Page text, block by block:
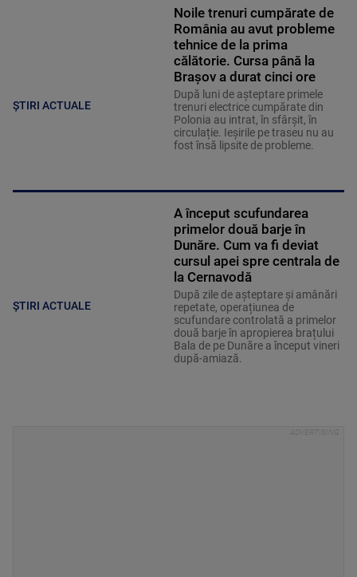
ȘTIRI ACTUALE
Noile trenuri cumpărate de
România au avut probleme
tehnice de la prima
călătorie. Cursa până la
Brașov a durat cinci ore
După luni de așteptare primele
trenuri electrice cumpărate din
Polonia au intrat, în sfârșit, în
circulație. Ieșirile pe traseu nu au
fost însă lipsite de probleme.
ȘTIRI ACTUALE
A început scufundarea
primelor două barje în
Dunăre. Cum va fi deviat
cursul apei spre centrala de
la Cernavodă
După zile de așteptare și amânări
repetate, operațiunea de
scufundare controlată a primelor
două barje în apropierea brațului
Bala de pe Dunăre a început vineri
după-amiază.